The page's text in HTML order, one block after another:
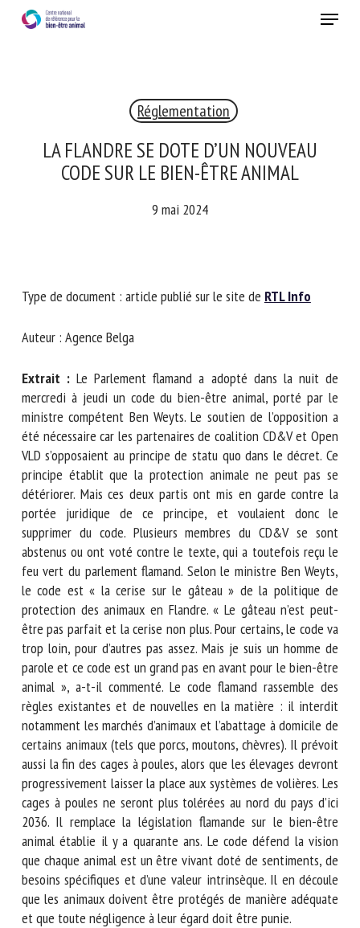
Menu
Réglementation
LA FLANDRE SE DOTE D’UN NOUVEAU
CODE SUR LE BIEN-ÊTRE ANIMAL
9 mai 2024
Type de document : article publié sur le site de RTL Info
Auteur : Agence Belga
Extrait : Le Parlement flamand a adopté dans la nuit de
mercredi à jeudi un code du bien-être animal, porté par le
ministre compétent Ben Weyts. Le soutien de l’opposition a
été nécessaire car les partenaires de coalition CD&V et
Open VLD s’opposaient au principe de statu quo dans le
décret. Ce principe établit que la protection animale ne
peut pas se détériorer. Mais ces deux partis ont mis en
garde contre la portée juridique de ce principe, et voulaient
donc le supprimer du code. Plusieurs membres du CD&V se
sont abstenus ou ont voté contre le texte, qui a toutefois
reçu le feu vert du parlement flamand. Selon le ministre Ben
Weyts, le code est « la cerise sur le gâteau » de la politique
de protection des animaux en Flandre. « Le gâteau n’est
peut-être pas parfait et la cerise non plus. Pour certains, le
code va trop loin, pour d’autres pas assez. Mais je suis un
homme de parole et ce code est un grand pas en avant pour
le bien-être animal », a-t-il commenté. Le code flamand
rassemble des règles existantes et de nouvelles en la
matière : il interdit notamment les marchés d’animaux et
l’abattage à domicile de certains animaux (tels que porcs,
moutons, chèvres). Il prévoit aussi la fin des cages à poules,
alors que les élevages devront progressivement laisser la
place aux systèmes de volières. Les cages à poules ne seront
plus tolérées au nord du pays d’ici 2036. Il remplace la
législation flamande sur le bien-être animal établie il y a
quarante ans. Le code défend la vision que chaque animal
est un être vivant doté de sentiments, de besoins
spécifiques et d’une valeur intrinsèque. Il en découle que les
animaux doivent être protégés de manière adéquate et que
RECEVEZ CHAQUE MOIS GRATUITEMENT
ANIMAL
Veuillez remplir le formulaire ci-dessous pour vous inscrire à
Nom *
Prénom *
Organisme *
E-mail *
En soumettant ce formulaire, j'accepte que les
informations saisies soient utilisées dans le cadre de la
relation avec le CNR BEA. *
Les champs suivis de * sont obligatoires